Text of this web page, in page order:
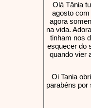
Olá Tânia
agosto
agora
na vida.
tinham nos
esquecer do
quando vier
Oi Tania
parabéns por